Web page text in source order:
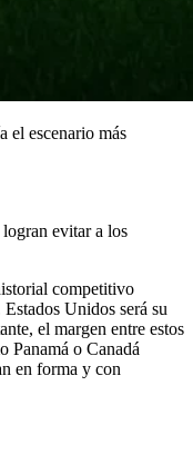
el escenario más
evitar a los
competitivo
Unidos será su
el margen entre estos
Panamá o Canadá
en forma y con